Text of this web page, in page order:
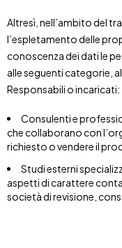
Altresì, nell’ambito del
l’espletamento delle
conoscenza dei dati le
alle seguenti categorie,
Responsabili o incaricati:
Consulenti e
che collaborano con
richiesto o vendere il
Studi esterni
aspetti di carattere
società di revisione,